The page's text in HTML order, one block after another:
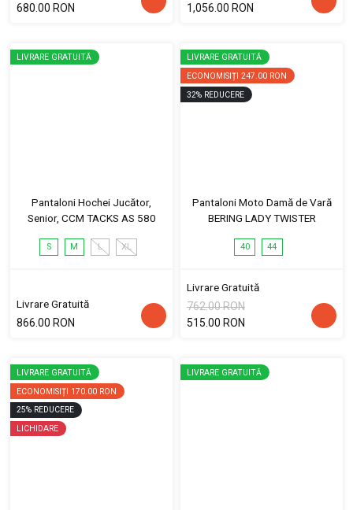
680.00 RON
1,056.00 RON
LIVRARE GRATUITĂ
Pantaloni Hochei Jucător,
Senior, CCM TACKS AS 580
S M L XL
Livrare Gratuită
866.00 RON
LIVRARE GRATUITĂ
ECONOMISIȚI 247.00 RON
32% REDUCERE
Pantaloni Moto Damă de Vară
BERING LADY TWISTER
40 44
Livrare Gratuită
762.00 RON
515.00 RON
LIVRARE GRATUITĂ
ECONOMISIȚI 170.00 RON
25% REDUCERE
LICHIDARE
LIVRARE GRATUITĂ